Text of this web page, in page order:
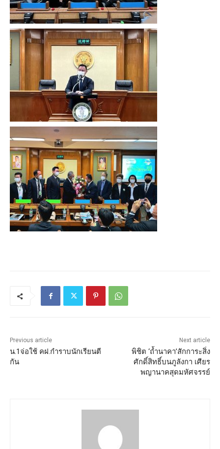
Previous article
น.1จ่อใช้ คฝ.กำราบนักเรียนตี
กัน
Next article
พิชิต ‘ถ้ำนาคา’สักการะสิ่ง
ศักดิ์สิทธิ์บนภูลังกา เศียร
พญานาคสุดมหัศจรรย์